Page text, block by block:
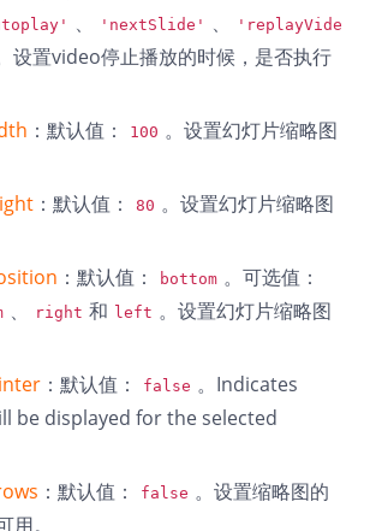
、 'nextSlide' 、
'replayVide
设置video停止播放的时候，是否执行
：默认值： 100 。设置幻灯片缩略图
：默认值： 80 。设置幻灯片缩略图
：默认值： bottom 。可选值：
、 right 和 left 。设置幻灯片缩略图
：默认值： false 。Indicates
be displayed for the selected
：默认值： false 。设置缩略图的
。